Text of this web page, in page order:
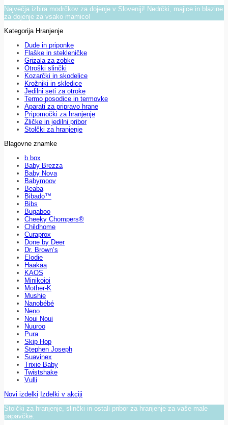
Največja izbira modrčkov za dojenje v Sloveniji! Nedrčki, majice in blazine
za dojenje za vsako mamico!
Kategorija Hranjenje
Dude in priponke
Flaške in stekleničke
Grizala za zobke
Otroški slinčki
Kozarčki in skodelice
Krožniki in skledice
Jedilni seti za otroke
Termo posodice in termovke
Aparati za pripravo hrane
Pripomočki za hranjenje
Žličke in jedilni pribor
Stolčki za hranjenje
Blagovne znamke
b.box
Baby Brezza
Baby Nova
Babymoov
Beaba
Bibado™
Bibs
Bugaboo
Cheeky Chompers®
Childhome
Curaprox
Done by Deer
Dr. Brown’s
Elodie
Haakaa
KAOS
Minikoioi
Mother-K
Mushie
Nanobébé
Neno
Noui Noui
Nuuroo
Pura
Skip Hop
Stephen Joseph
Suavinex
Trixie Baby
Twistshake
Vulli
Novi izdelki Izdelki v akciji
Stolčki za hranjenje, slinčki in ostali pribor za hranjenje za vaše male
papavčke.